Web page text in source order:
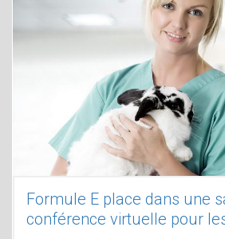
Formule E place dans une
conférence virtuelle pour